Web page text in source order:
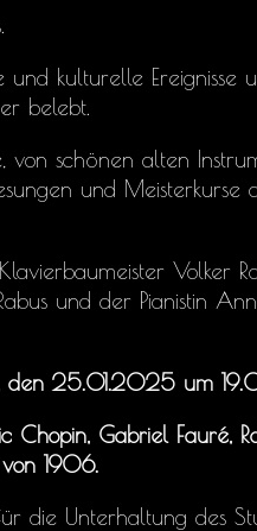
und kulturelle Ereignisse
belebt.
schönen alten
und Meisterkurse
Volker
und der Pianistin
den 25.01.2025 um
Chopin, Gabriel Fauré,
von 1906.
für die Unterhaltung des